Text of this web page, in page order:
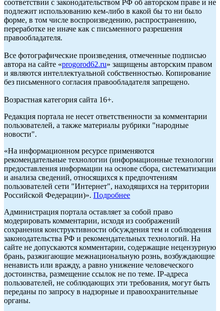
соответствии с законодательством РФ об авторском праве и не
подлежит использованию кем-либо в какой бы то ни было
форме, в том числе воспроизведению, распространению,
переработке не иначе как с письменного разрешения
правообладателя.
Все фотографические произведения, отмеченные подписью
автора на сайте «progorod62.ru» защищены авторским правом
и являются интеллектуальной собственностью. Копирование
без письменного согласия правообладателя запрещено.
Возрастная категория сайта 16+.
Редакция портала не несет ответственности за комментарии
пользователей, а также материалы рубрики "народные
новости".
«На информационном ресурсе применяются
рекомендательные технологии (информационные технологии
предоставления информации на основе сбора, систематизации
и анализа сведений, относящихся к предпочтениям
пользователей сети "Интернет", находящихся на территории
Российской Федерации)». Подробнее
Администрация портала оставляет за собой право
модерировать комментарии, исходя из соображений
сохранения конструктивности обсуждения тем и соблюдения
законодательства РФ и рекомендательных технологий. На
сайте не допускаются комментарии, содержащие нецензурную
брань, разжигающие межнациональную рознь, возбуждающие
ненависть или вражду, а равно унижение человеческого
достоинства, размещение ссылок не по теме. IP-адреса
пользователей, не соблюдающих эти требования, могут быть
переданы по запросу в надзорные и правоохранительные
органы.